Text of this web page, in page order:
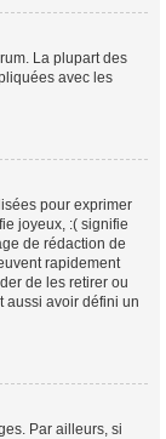
La plupart des
avec les
pour exprimer
joyeux, :( signifie
de rédaction de
rapidement
de les retirer ou
aussi avoir défini un
Par ailleurs, si